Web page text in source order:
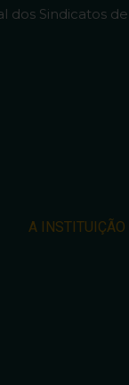
dos Sindicatos
A INSTITUIÇÃO